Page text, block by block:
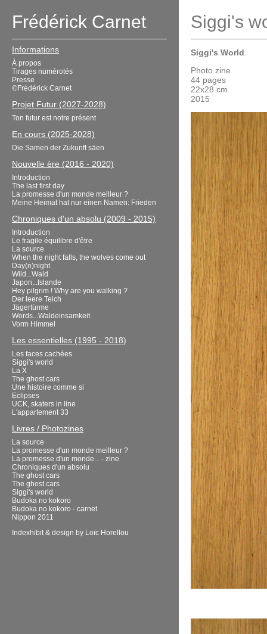
Frédérick Carnet
Informations
À propos
Tirages numérotés
Presse
©Frédérick Carnet
Projet Futur (2027-2028)
Ton futur est notre présent
En cours (2025-2028)
Die Samen der Zukunft säen
Nouvelle ère (2016 - 2020)
Introduction
The last first day
La promesse d'un monde meilleur ?
Meine Heimat hat nur einen Namen: Frieden
Chroniques d'un absolu (2009 - 2015)
Introduction
Le fragile équilibre d'être
La source
When the night falls, the wolves come out
Day(n)night
Wild...Wald
Japon...Islande
Hey pilgrim ! Why are you walking ?
Der leere Teich
Jägertürme
Words...Waldeinsamkeit
Vorm Himmel
Les essentielles (1995 - 2018)
Les faces cachées
Siggi's world
La X
The ghost cars
Une histoire comme si
Eclipses
UCK, skaters in line
L'appartement 33
Livres / Photozines
La source
La promesse d'un monde meilleur ?
La promesse d'un monde... - zine
Chroniques d'un absolu
The ghost cars
The ghost cars
Siggi's world
Budoka no kokoro
Budoka no kokoro - carnet
Nippon 2011
Indexhibit& design by Loïc Horellou
Siggi's
Siggi's World
Photo zine
44 pages
22x28 cm
2015